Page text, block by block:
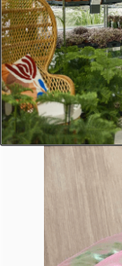
OPOMBA
Ker na
variirata in